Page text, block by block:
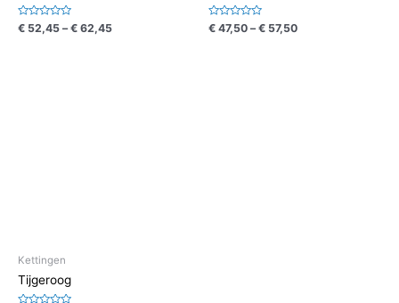
Waardering
0
€ 52,45 –€ 62,45
Waardering
0
€ 47,50 –€ 57,50
Kettingen
Tijgeroog